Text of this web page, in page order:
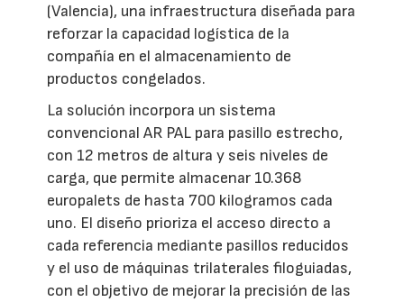
(Valencia), una infraestructura diseñada para
reforzar la capacidad logística de la
compañía en el almacenamiento de
productos congelados.
La solución incorpora un sistema
convencional AR PAL para pasillo estrecho,
con 12 metros de altura y seis niveles de
carga, que permite almacenar 10.368
europalets de hasta 700 kilogramos cada
uno. El diseño prioriza el acceso directo a
cada referencia mediante pasillos reducidos
y el uso de máquinas trilaterales filoguiadas,
con el objetivo de mejorar la precisión de las